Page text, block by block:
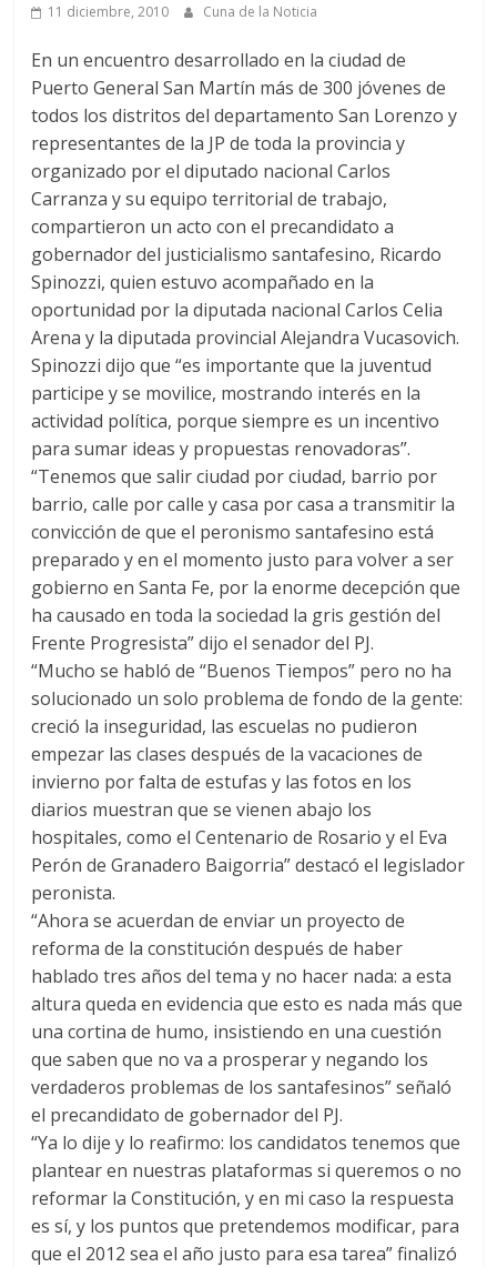
11 diciembre, 2010 Cuna de la Noticia
En un encuentro desarrollado en la ciudad de
Puerto General San Martín más de 300 jóvenes de
todos los distritos del departamento San Lorenzo y
representantes de la JP de toda la provincia y
organizado por el diputado nacional Carlos
Carranza y su equipo territorial de trabajo,
compartieron un acto con el precandidato a
gobernador del justicialismo santafesino, Ricardo
Spinozzi, quien estuvo acompañado en la
oportunidad por la diputada nacional Carlos Celia
Arena y la diputada provincial Alejandra Vucasovich.
Spinozzi dijo que “es importante que la juventud
participe y se movilice, mostrando interés en la
actividad política, porque siempre es un incentivo
para sumar ideas y propuestas renovadoras”.
“Tenemos que salir ciudad por ciudad, barrio por
barrio, calle por calle y casa por casa a transmitir la
convicción de que el peronismo santafesino está
preparado y en el momento justo para volver a ser
gobierno en Santa Fe, por la enorme decepción que
ha causado en toda la sociedad la gris gestión del
Frente Progresista” dijo el senador del PJ.
“Mucho se habló de “Buenos Tiempos” pero no ha
solucionado un solo problema de fondo de la gente:
creció la inseguridad, las escuelas no pudieron
empezar las clases después de la vacaciones de
invierno por falta de estufas y las fotos en los
diarios muestran que se vienen abajo los
hospitales, como el Centenario de Rosario y el Eva
Perón de Granadero Baigorria” destacó el legislador
peronista.
“Ahora se acuerdan de enviar un proyecto de
reforma de la constitución después de haber
hablado tres años del tema y no hacer nada: a esta
altura queda en evidencia que esto es nada más que
una cortina de humo, insistiendo en una cuestión
que saben que no va a prosperar y negando los
verdaderos problemas de los santafesinos” señaló
el precandidato de gobernador del PJ.
“Ya lo dije y lo reafirmo: los candidatos tenemos que
plantear en nuestras plataformas si queremos o no
reformar la Constitución, y en mi caso la respuesta
es sí, y los puntos que pretendemos modificar, para
que el 2012 sea el año justo para esa tarea” finalizó